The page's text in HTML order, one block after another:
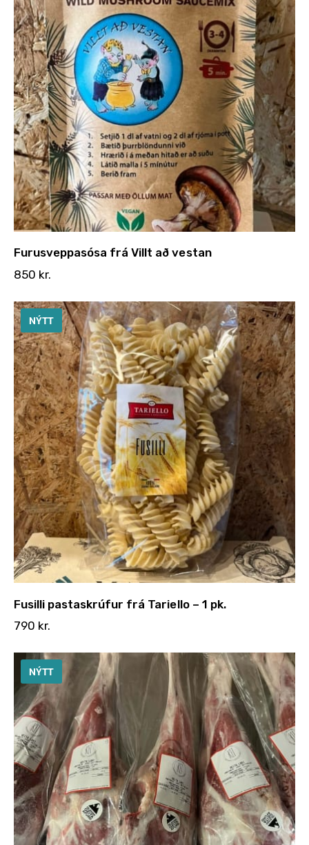
Furusveppasósa frá Villt að vestan
850 kr.
NÝTT
Fusilli pastaskrúfur frá Tariello – 1 pk.
790 kr.
NÝTT